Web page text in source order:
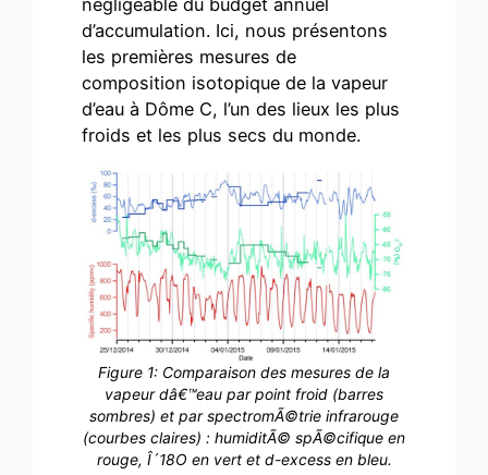
négligeable du budget annuel
d’accumulation. Ici, nous présentons
les premières mesures de
composition isotopique de la vapeur
d’eau à Dôme C, l’un des lieux les plus
froids et les plus secs du monde.
Figure 1: Comparaison des mesures de la
vapeur dâ€™eau par point froid (barres
sombres) et par spectromÃ©trie infrarouge
(courbes claires) : humiditÃ© spÃ©cifique en
rouge, Î´18O en vert et d-excess en bleu.